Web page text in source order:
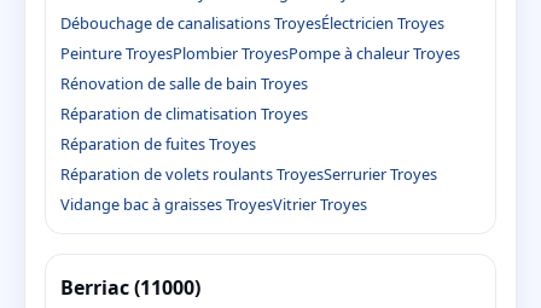
Débouchage de canalisations TroyesÉlectricien Troyes
Peinture TroyesPlombier TroyesPompe à chaleur Troyes
Rénovation de salle de bain Troyes
Réparation de climatisation Troyes
Réparation de fuites Troyes
Réparation de volets roulants TroyesSerrurier Troyes
Vidange bac à graisses TroyesVitrier Troyes
Berriac (11000)